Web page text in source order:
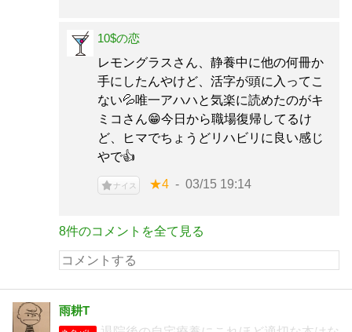
10$の恋
レモングラスさん、静養中に他の何冊か
手にしたんやけど、活字が頭に入ってこ
ない💦唯一アハハと気楽に読めたのがキ
ミコさん😁今日から職場復帰してるけ
ど、ヒマでちょうどリハビリに良い感じ
やで👍
ナイス ★4 03/15 19:14
8件のコメントを全て見る
雨耕T